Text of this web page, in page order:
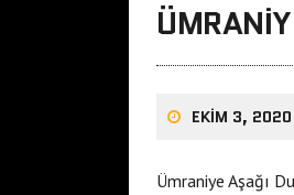
EKIM 3, 2020
Ümraniye Aşağı